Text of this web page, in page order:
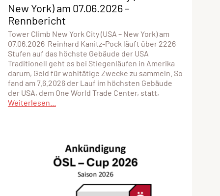
New York) am 07.06.2026 –
Rennbericht
Tower Climb New York City (USA – New York) am
07.06.2026 Reinhard Kanitz-Pock läuft über 2226
Stufen auf das höchste Gebäude der USA
Traditionell geht es bei Stiegenläufen in Amerika
darum, Geld für wohltätige Zwecke zu sammeln. So
fand am 7.6.2026 der Lauf im höchsten Gebäude
der USA, dem One World Trade Center, statt,
Weiterlesen...